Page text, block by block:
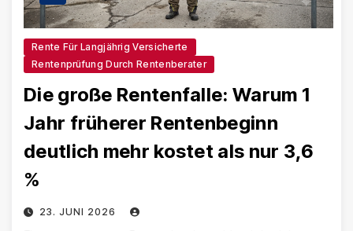
Rente Für Langjährig Versicherte
Rentenprüfung Durch Rentenberater
Die große Rentenfalle: Warum 1
Jahr früherer Rentenbeginn
deutlich mehr kostet als nur 3,6
%
23. JUNI 2026